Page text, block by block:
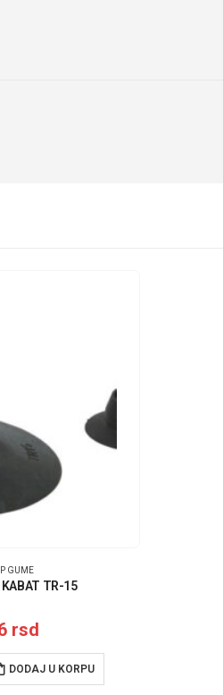
GUME
TR-15
rsd
DODAJ U KORPU